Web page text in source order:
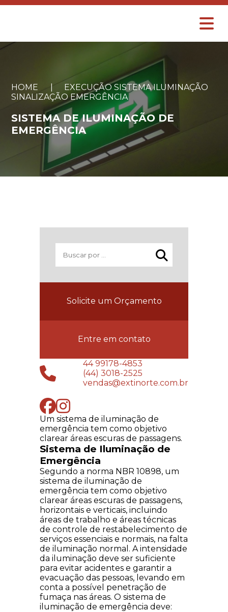
HOME
EXECUÇÃO SISTEMA ILUMINAÇÃO
SINALIZAÇÃO EMERGÊNCIA
SISTEMA DE ILUMINAÇÃO DE
EMERGÊNCIA
Um sistema de iluminação de
emergência tem como objetivo
clarear áreas escuras de passagens.
Sistema de Iluminação de
Emergência
Segundo a norma NBR 10898, um
sistema de iluminação de
emergência tem como objetivo
clarear áreas escuras de passagens,
horizontais e verticais, incluindo
áreas de trabalho e áreas técnicas
de controle de restabelecimento de
serviços essenciais e normais, na falta
de iluminação normal. A intensidade
da iluminação deve ser suficiente
para evitar acidentes e garantir a
evacuação das pessoas, levando em
conta a possível penetração de
fumaça nas áreas. O sistema de
iluminação de emergência deve:
Solicite um Orçamento
Entre em contato
44 99178-4853
(44) 3018-2525
vendas@extinorte.com.br